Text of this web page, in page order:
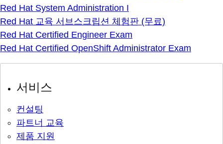
Red Hat System Administration I
Red Hat 교육 서브스크립션 체험판 (무료)
Red Hat Certified Engineer Exam
Red Hat Certified OpenShift Administrator Exam
서비스
컨설팅
파트너 교육
제품 지원